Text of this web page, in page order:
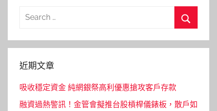
Search
近期文章
吸收穩定資金 純網銀祭高利優惠搶攻客戶存款
融資過熱警訊！金管會擬推台股槓桿儀錶板，散戶如